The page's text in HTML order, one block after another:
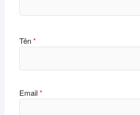
Tên*
Email*